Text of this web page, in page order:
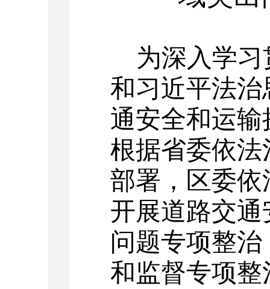
为深入学
和习近平法
通安全和运
根据省委依
部署， 区委依
开展道路交
问题专项整
和监督专项